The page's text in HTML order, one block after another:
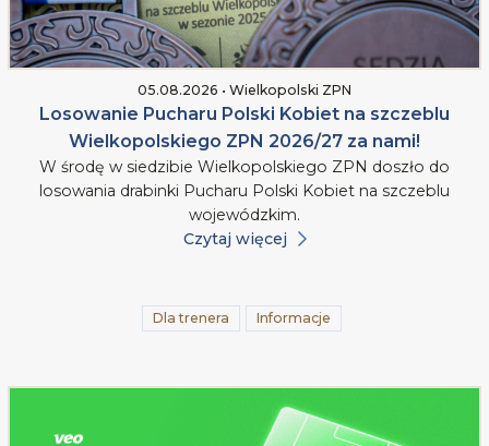
05.08.2026 • Wielkopolski ZPN
Losowanie Pucharu Polski Kobiet na szczeblu
Wielkopolskiego ZPN 2026/27 za nami!
W środę w siedzibie Wielkopolskiego ZPN doszło do
losowania drabinki Pucharu Polski Kobiet na szczeblu
wojewódzkim.
Czytaj więcej
Dla trenera Informacje